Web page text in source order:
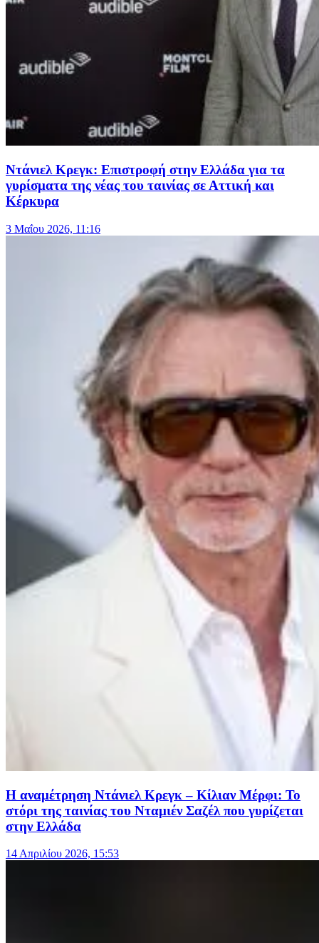
Ντάνιελ Κρεγκ: Επιστροφή στην Ελλάδα για τα
γυρίσματα της νέας του ταινίας σε Αττική και
Κέρκυρα
3 Μαΐου 2026, 11:16
Η αναμέτρηση Ντάνιελ Κρεγκ – Κίλιαν Μέρφι: Το
στόρι της ταινίας του Νταμιέν Σαζέλ που γυρίζεται
στην Ελλάδα
14 Απριλίου 2026, 15:53